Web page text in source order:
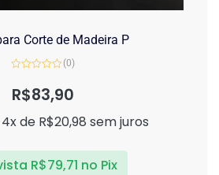
Corte de Madeira P
0
de
(0)
R$83,90
de R$20,98 sem juros
R$79,71 no Pix